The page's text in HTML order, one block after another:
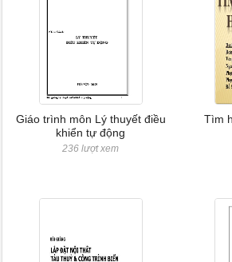
Giáo trình môn Lý thuyết điều
khiển tự động
236 lượt xem
Tìm